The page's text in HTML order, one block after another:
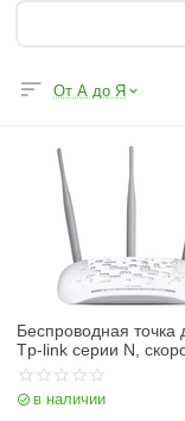
От А до Я
Беспроводная точка
Tp-link серии N,
450 Мбит/с TL-
в наличии